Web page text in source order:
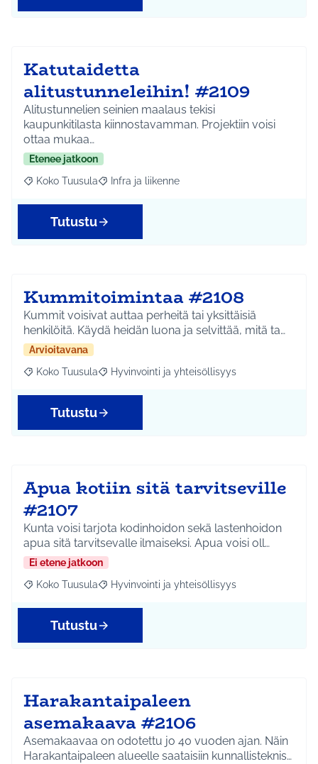
Katutaidetta
alitustunneleihin! #2109
Alitustunnelien seinien maalaus tekisi
kaupunkitilasta kiinnostavamman. Projektiin voisi
ottaa mukaa…
Etenee jatkoon
Rajaa tulokset aihepiirin mukaan: Koko Tuusula
Koko Tuusula Rajaa tulokset teeman mukaan: Infra ja liikenne
Infra ja liikenne
Tutustu
Kummitoimintaa #2108
Kummit voisivat auttaa perheitä tai yksittäisiä
henkilöitä. Käydä heidän luona ja selvittää, mitä ta…
Arvioitavana
Rajaa tulokset aihepiirin mukaan: Koko Tuusula
Koko Tuusula Rajaa tulokset teeman mukaan: Hyvinvointi ja
Hyvinvointi ja yhteisöllisyys
Tutustu
Apua kotiin sitä tarvitseville
#2107
Kunta voisi tarjota kodinhoidon sekä lastenhoidon
apua sitä tarvitsevalle ilmaiseksi. Apua voisi oll…
Ei etene jatkoon
Rajaa tulokset aihepiirin mukaan: Koko Tuusula
Koko Tuusula Rajaa tulokset teeman mukaan: Hyvinvointi ja
Hyvinvointi ja yhteisöllisyys
Tutustu
Harakantaipaleen
asemakaava #2106
Asemakaavaa on odotettu jo 40 vuoden ajan. Näin
Harakantaipaleen alueelle saataisiin kunnallisteknis…